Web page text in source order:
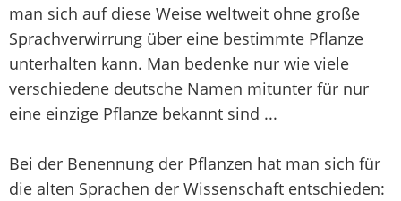
man sich auf diese Weise weltweit ohne große
Sprachverwirrung über eine bestimmte Pflanze
unterhalten kann. Man bedenke nur wie viele
verschiedene deutsche Namen mitunter für nur
eine einzige Pflanze bekannt sind ...
Bei der Benennung der Pflanzen hat man sich für
die alten Sprachen der Wissenschaft entschieden: